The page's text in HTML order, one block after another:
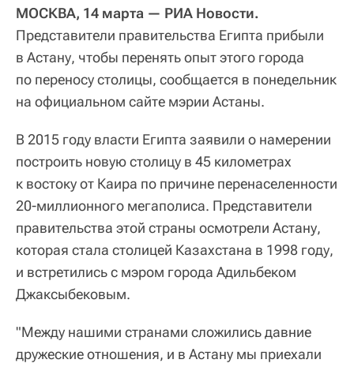
МОСКВА, 14 марта — РИА Новости.
Представители правительства Египта прибыли
в Астану, чтобы перенять опыт этого города
по переносу столицы, сообщается в понедельник
на официальном сайте мэрии Астаны.
В 2015 году власти Египта заявили о намерении
построить новую столицу в 45 километрах
к востоку от Каира по причине перенаселенности
20-миллионного мегаполиса. Представители
правительства этой страны осмотрели Астану,
которая стала столицей Казахстана в 1998 году,
и встретились с мэром города Адильбеком
Джаксыбековым.
"Между нашими странами сложились давние
дружеские отношения, и в Астану мы приехали